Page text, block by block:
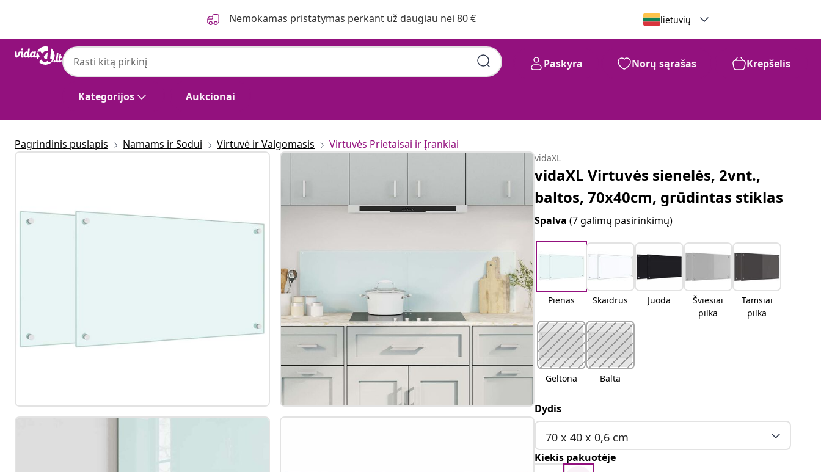
Nemokamas pristatymas perkant už daugiau nei 80 € lietuvių
Kategorijos Aukcionai
Paskyra Norų sąrašas Krepšelis
Pagrindinis puslapis Namams ir Sodui Virtuvė ir Valgomasis Virtuvės Prietaisai ir Įrankiai
vidaXL
vidaXL Virtuvės sienelės, 2vnt.,
baltos, 70x40cm, grūdintas stiklas
Spalva(7 galimų pasirinkimų)
Pienas Skaidrus Juoda
Šviesiai
pilka
Tamsiai
pilka
Geltona Balta
Dydis
70 x 40 x 0,6 cm
Kiekis pakuotėje